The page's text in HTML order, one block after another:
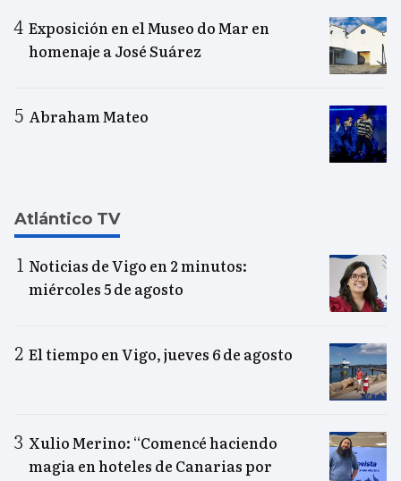
Exposición en el Museo do Mar en
homenaje a José Suárez
Abraham Mateo
Atlántico TV
Noticias de Vigo en 2 minutos:
miércoles 5 de agosto
El tiempo en Vigo, jueves 6 de agosto
Xulio Merino: “Comencé haciendo
magia en hoteles de Canarias por